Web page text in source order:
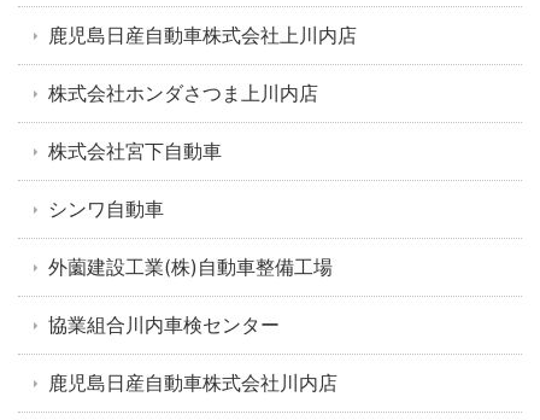
鹿児島日産自動車株式会社上川内店
株式会社ホンダさつま上川内店
株式会社宮下自動車
シンワ自動車
外薗建設工業(株)自動車整備工場
協業組合川内車検センター
鹿児島日産自動車株式会社川内店